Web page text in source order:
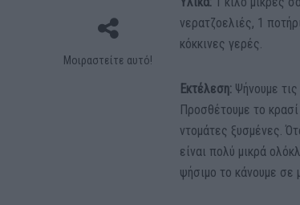
Μοιραστείτε αυτό!
νερατζοελιές, 1
κόκκινες γερές.
Εκτέλεση: Ψήνουµε
Προσθέτουµε το
ντοµάτες ξυσµένες.
είναι πολύ µικρά
ψήσιµο το κάνουµε σε